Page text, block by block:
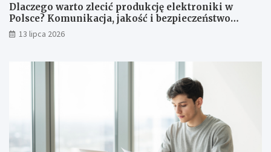
Dlaczego warto zlecić produkcję elektroniki w
Polsce? Komunikacja, jakość i bezpieczeństwo
dostaw
13 lipca 2026